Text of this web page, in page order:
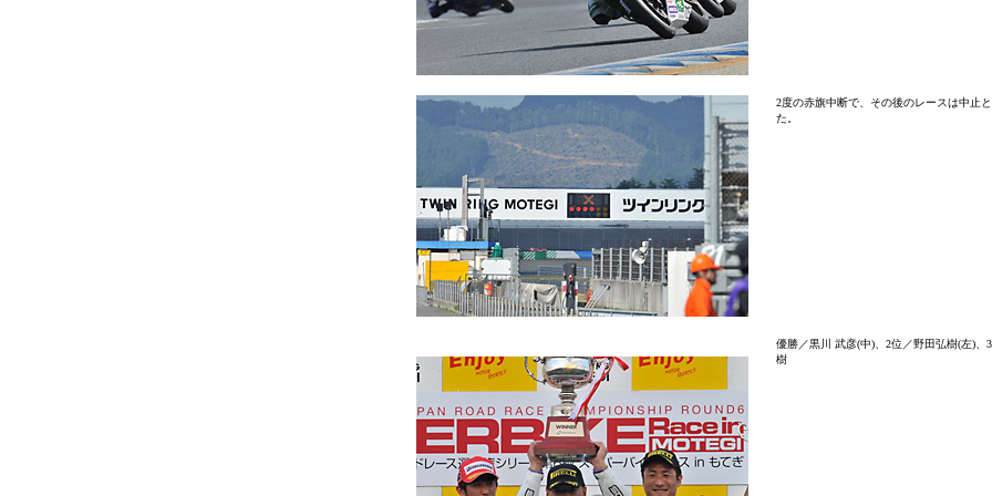
2度の赤旗中断で、その後のレースは中止
た。
優勝／黒川 武彦(中)、2位／野田弘樹(左)、
樹